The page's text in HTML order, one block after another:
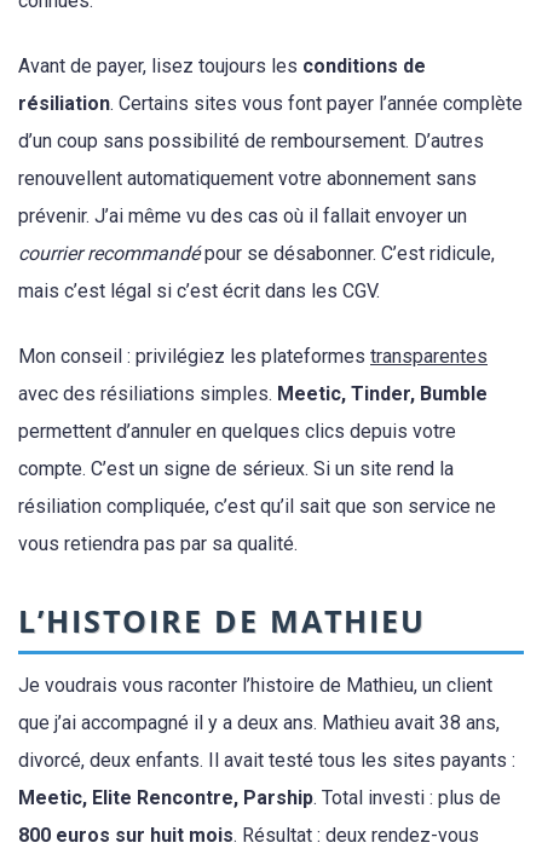
Avant de payer, lisez toujours les conditions de
résiliation. Certains sites vous font payer l’année complète
d’un coup sans possibilité de remboursement. D’autres
renouvellent automatiquement votre abonnement sans
prévenir. J’ai même vu des cas où il fallait envoyer un
courrier recommandépour se désabonner. C’est ridicule,
mais c’est légal si c’est écrit dans les CGV.
Mon conseil : privilégiez les plateformes transparentes
avec des résiliations simples. Meetic, Tinder, Bumble
permettent d’annuler en quelques clics depuis votre
compte. C’est un signe de sérieux. Si un site rend la
résiliation compliquée, c’est qu’il sait que son service ne
vous retiendra pas par sa qualité.
L’HISTOIRE DE MATHIEU
Je voudrais vous raconter l’histoire de Mathieu, un client
que j’ai accompagné il y a deux ans. Mathieu avait 38 ans,
divorcé, deux enfants. Il avait testé tous les sites payants :
Meetic, Elite Rencontre, Parship. Total investi : plus de
800 euros sur huit mois. Résultat : deux rendez-vous